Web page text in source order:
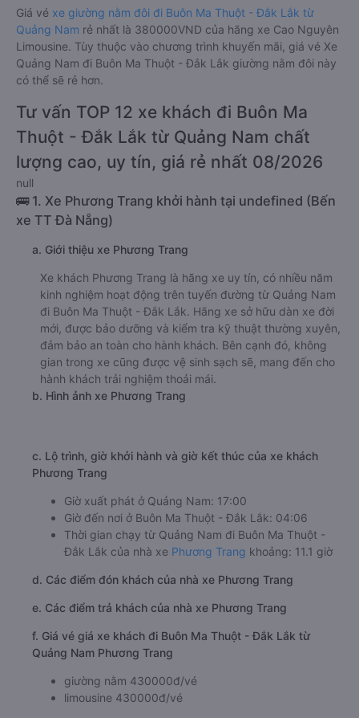
Giá vé xe giường nằm đôi đi Buôn Ma Thuột - Đắk Lắk từ
Quảng Nam rẻ nhất là 380000VND của hãng xe Cao Nguyên
Limousine. Tùy thuộc vào chương trình khuyến mãi, giá vé Xe
Quảng Nam đi Buôn Ma Thuột - Đắk Lắk giường nằm đôi này
có thể sẽ rẻ hơn.
Tư vấn TOP 12 xe khách đi Buôn Ma
Thuột - Đắk Lắk từ Quảng Nam chất
lượng cao, uy tín, giá rẻ nhất 08/2026
null
🚌 1. Xe Phương Trang khởi hành tại undefined (Bến
xe TT Đà Nẵng)
a. Giới thiệu xe Phương Trang
Xe khách Phương Trang là hãng xe uy tín, có nhiều năm
kinh nghiệm hoạt động trên tuyến đường từ Quảng Nam
đi Buôn Ma Thuột - Đắk Lắk. Hãng xe sở hữu dàn xe đời
mới, được bảo dưỡng và kiểm tra kỹ thuật thường xuyên,
đảm bảo an toàn cho hành khách. Bên cạnh đó, không
gian trong xe cũng được vệ sinh sạch sẽ, mang đến cho
hành khách trải nghiệm thoải mái.
b. Hình ảnh xe Phương Trang
c. Lộ trình, giờ khởi hành và giờ kết thúc của xe khách
Phương Trang
Giờ xuất phát ở Quảng Nam: 17:00
Giờ đến nơi ở Buôn Ma Thuột - Đắk Lắk: 04:06
Thời gian chạy từ Quảng Nam đi Buôn Ma Thuột -
Đắk Lắk của nhà xe Phương Trang khoảng: 11.1 giờ
d. Các điểm đón khách của nhà xe Phương Trang
e. Các điểm trả khách của nhà xe Phương Trang
f. Giá vé giá xe khách đi Buôn Ma Thuột - Đắk Lắk từ
Quảng Nam Phương Trang
giường nằm 430000đ/vé
limousine 430000đ/vé